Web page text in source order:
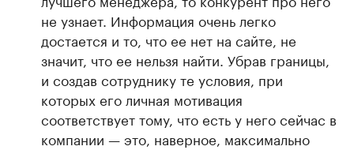
не узнает. Информация очень легко
достается и то, что ее нет на сайте, не
значит, что ее нельзя найти. Убрав границы,
и создав сотруднику те условия, при
которых его личная мотивация
соответствует тому, что есть у него сейчас в
компании — это, наверное, максимально